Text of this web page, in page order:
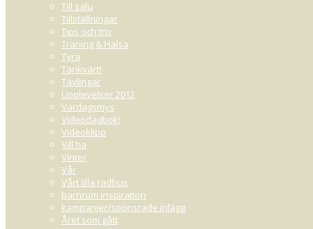
Till salu
Tillställningar
Tips och trix
Träning & Hälsa
Tyra
Tänkvärt!
Tävlingar
Upplevelser 2012
Vardagsmys
Videodagbok!
Videoklipp
Vill ha
Vinter
Vår
Vårt lilla radhus
barnrum inspiration
kampanjer/sponsrade inlägg
Året som gått